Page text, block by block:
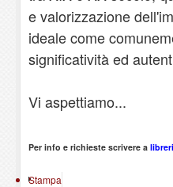
e valorizzazione
ideale come
significatività ed
Vi aspettiamo...
Per info e richieste scrivere a
Stampa